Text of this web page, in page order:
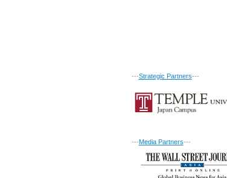
---Strategic Partners---
---Media Partners---